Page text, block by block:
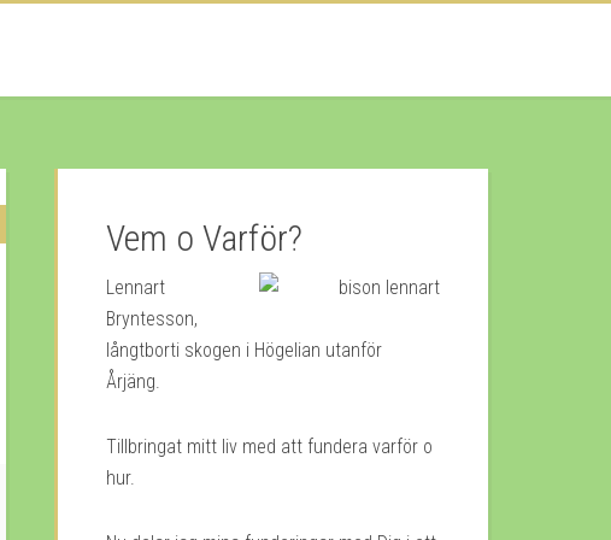
Vem o Varför?
Lennart
Bryntesson,
långtborti skogen i Högelian utanför
Årjäng.
Tillbringat mitt liv med att fundera varför o
hur.